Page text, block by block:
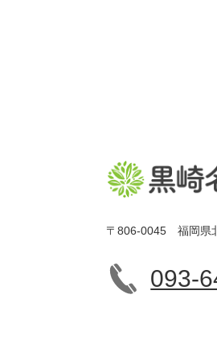
〒806-0045 福岡県
093-